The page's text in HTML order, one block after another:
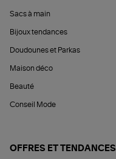
Sacs à main
Bijoux tendances
Doudounes et Parkas
Maison déco
Beauté
Conseil Mode
OFFRES ET TENDANCES